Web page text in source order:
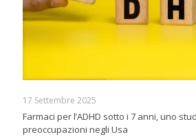
17 Settembre 2025
Farmaci per l’ADHD sotto i 7 anni, uno
preoccupazioni negli Usa